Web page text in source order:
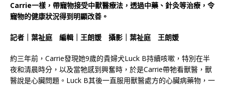
Carrie一樣，帶寵物接受中獸醫療法，透過中藥、針灸等治療，令
寵物的健康狀況得到明顯改善。
記者｜葉祉庭 編輯｜王朗媛 攝影｜葉祉庭 王朗媛
約三年前，Carrie發現她9歲的貴婦犬Luck B持續咳嗽，特別在半
夜和清晨時分，以及當牠感到興奮時，於是Carrie帶牠看獸醫，獸
醫說是心臟問題。Luck B其後一直服用獸醫處方的心臟病藥物，一